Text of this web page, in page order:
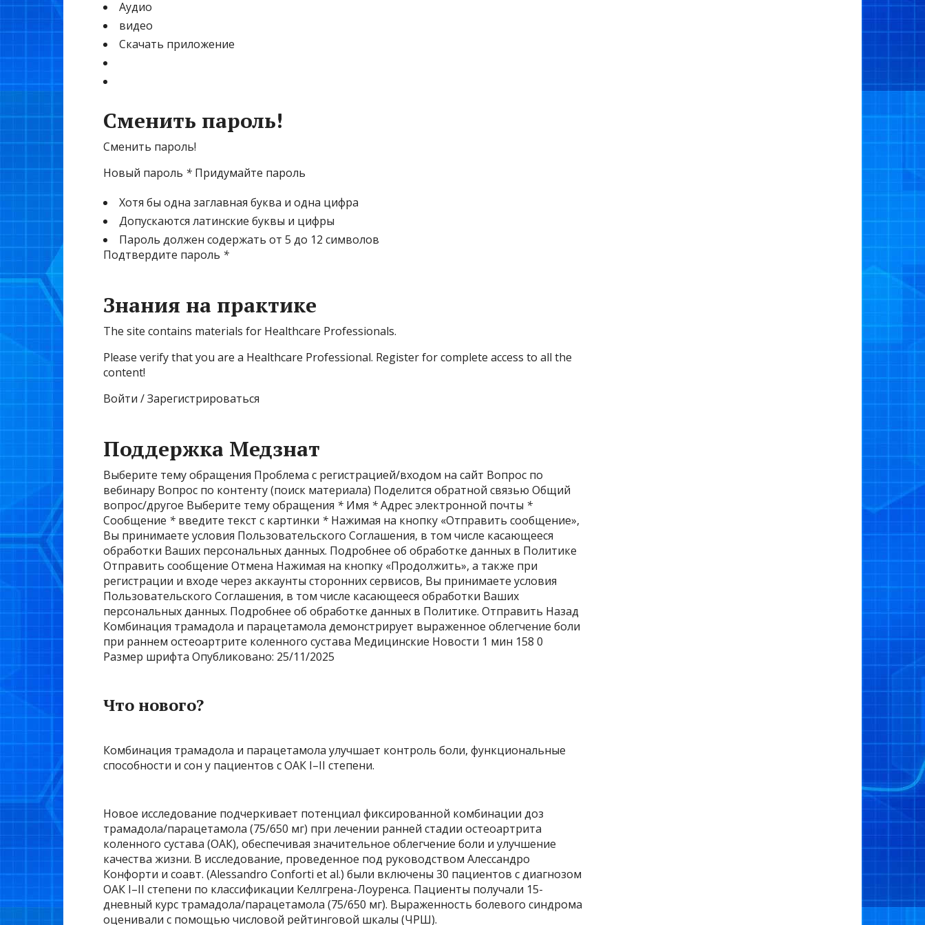
Аудио
видео
Скачать приложение
Сменить пароль!
Сменить пароль!
Новый пароль * Придумайте пароль
Хотя бы одна заглавная буква и одна цифра
Допускаются латинские буквы и цифры
Пароль должен содержать от 5 до 12 символов
Подтвердите пароль *
Знания на практике
The site contains materials for Healthcare Professionals.
Please verify that you are a Healthcare Professional. Register for complete access to all the
content!
Войти / Зарегистрироваться
Поддержка Медзнат
Выберите тему обращения Проблема с регистрацией/входом на сайт Вопрос по
вебинару Вопрос по контенту (поиск материала) Поделится обратной связью Общий
вопрос/другое Выберите тему обращения * Имя *Адрес электронной почты *
Сообщение * введите текст с картинки * Нажимая на кнопку «Отправить сообщение»,
Вы принимаете условия Пользовательского Соглашения, в том числе касающееся
обработки Ваших персональных данных. Подробнее об обработке данных в Политике
Отправить сообщение Отмена Нажимая на кнопку «Продолжить», а также при
регистрации и входе через аккаунты сторонних сервисов, Вы принимаете условия
Пользовательского Соглашения, в том числе касающееся обработки Ваших
персональных данных. Подробнее об обработке данных в Политике. Отправить Назад
Комбинация трамадола и парацетамола демонстрирует выраженное облегчение боли
при раннем остеоартрите коленного сустава Медицинские Новости 1 мин 158 0
Размер шрифта Опубликовано: 25/11/2025
Что нового?
Комбинация трамадола и парацетамола улучшает контроль боли, функциональные
способности и сон у пациентов с ОАК I–II степени.
Новое исследование подчеркивает потенциал фиксированной комбинации доз
трамадола/парацетамола (75/650 мг) при лечении ранней стадии остеоартрита
коленного сустава (ОАК), обеспечивая значительное облегчение боли и улучшение
качества жизни. В исследование, проведенное под руководством Алессандро
Конфорти и соавт. (Alessandro Conforti et al.) были включены 30 пациентов с диагнозом
ОАК I–II степени по классификации Келлгрена-Лоуренса. Пациенты получали 15-
дневный курс трамадола/парацетамола (75/650 мг). Выраженность болевого синдрома
оценивали с помощью числовой рейтинговой шкалы (ЧРШ).